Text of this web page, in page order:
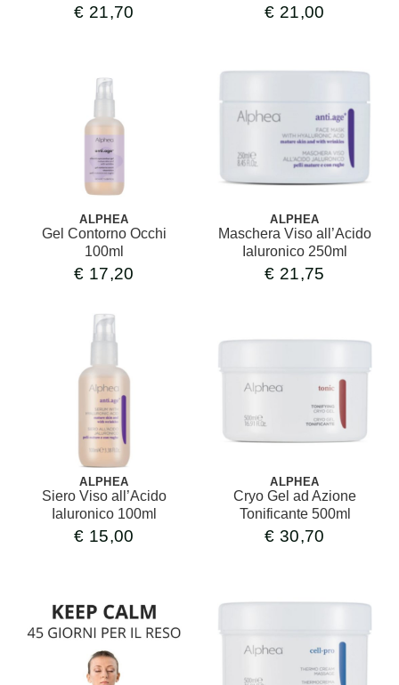
€ 21,70 € 21,00
ALPHEA
Gel Contorno Occhi
100ml
€ 17,20
ALPHEA
Maschera Viso all’Acido
Ialuronico 250ml
€ 21,75
ALPHEA
Siero Viso all’Acido
Ialuronico 100ml
€ 15,00
ALPHEA
Cryo Gel ad Azione
Tonificante 500ml
€ 30,70